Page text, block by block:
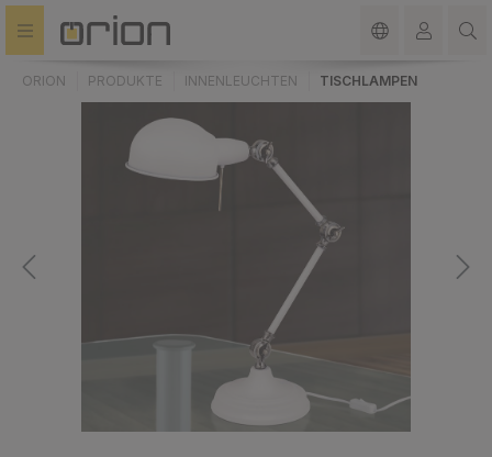
springen
ORION PRODUKTE INNENLEUCHTEN TISCHLAMPEN